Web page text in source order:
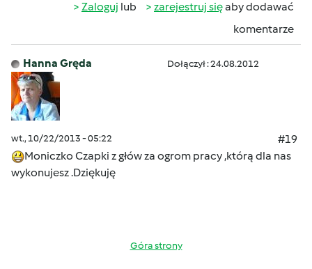
Zaloguj lub zarejestruj sięaby dodawać
komentarze
Hanna Gręda Dołączył : 24.08.2012
wt., 10/22/2013 - 05:22
#19
Moniczko Czapki z głów za ogrom pracy ,którą dla nas
wykonujesz .Dziękuję
Góra strony